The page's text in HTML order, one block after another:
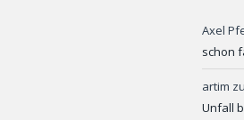
Axel
schon
artim
Unfall